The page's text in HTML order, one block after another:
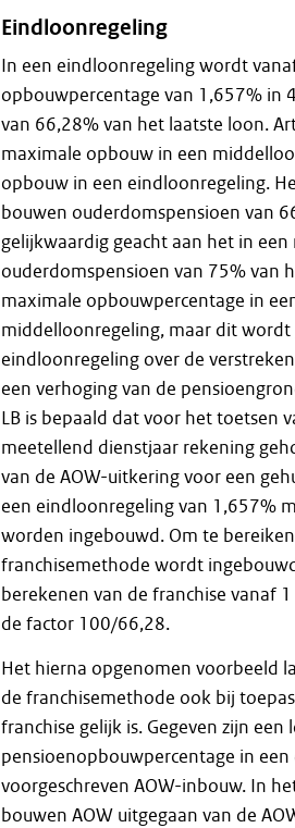
Eindloonregeling
In een eindloonregeling wordt
opbouwpercentage van 1,657% in
van 66,28% van het laatste loon.
maximale opbouw in een
opbouw in een eindloonregeling.
bouwen ouderdomspensioen van
gelijkwaardig geacht aan het in
ouderdomspensioen van 75% van
maximale opbouwpercentage in
middelloonregeling, maar dit
eindloonregeling over de
een verhoging van de
LB is bepaald dat voor het toetsen
meetellend dienstjaar rekening
van de AOW-uitkering voor een
een eindloonregeling van 1,657%
worden ingebouwd. Om te
franchisemethode wordt
berekenen van de franchise vanaf
de factor 100/66,28.
Het hierna opgenomen voorbeeld
de franchisemethode ook bij
franchise gelijk is. Gegeven zijn
pensioenopbouwpercentage in
voorgeschreven AOW-inbouw. In
bouwen AOW uitgegaan van de